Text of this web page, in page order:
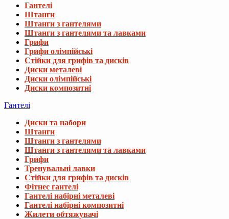
Гантелі
Штанги
Штанги з гантелями
Штанги з гантелями та лавками
Грифи
Грифи олімпійські
Стійки для грифів та дисків
Диски металеві
Диски олімпійські
Диски композитні
Гантелі
Диски та набори
Штанги
Штанги з гантелями
Штанги з гантелями та лавками
Грифи
Тренувальні лавки
Стійки для грифів та дисків
Фітнес гантелі
Гантелі набірні металеві
Гантелі набірні композитні
Жилети обтяжувачі